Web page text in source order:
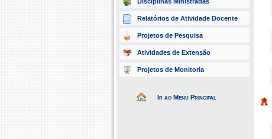
Relatórios de Atividade Docente
Projetos de Pesquisa
Atividades de Extensão
Projetos de Monitoria
Ir ao Menu Principal